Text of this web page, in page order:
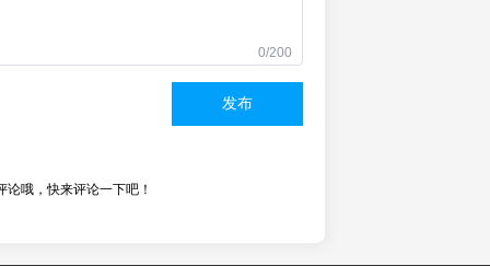
0/200
发布
论哦，快来评论一下吧！